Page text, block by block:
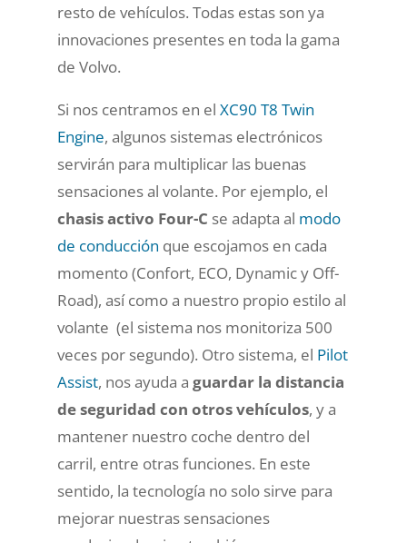
resto de vehículos. Todas estas son ya
innovaciones presentes en toda la gama
de Volvo.
Si nos centramos en el XC90 T8 Twin
Engine, algunos sistemas electrónicos
servirán para multiplicar las buenas
sensaciones al volante. Por ejemplo, el
chasis activo Four-C se adapta al modo
de conducción que escojamos en cada
momento (Confort, ECO, Dynamic y Off-
Road), así como a nuestro propio estilo al
volante (el sistema nos monitoriza 500
veces por segundo). Otro sistema, el Pilot
Assist, nos ayuda a guardar la distancia
de seguridad con otros vehículos, y a
mantener nuestro coche dentro del
carril, entre otras funciones. En este
sentido, la tecnología no solo sirve para
mejorar nuestras sensaciones